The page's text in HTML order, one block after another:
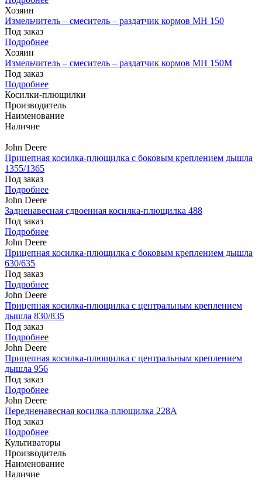
Хозяин
Измельчитель – смеситель – раздатчик кормов MH 150
Под заказ
Подробнее
Хозяин
Измельчитель – смеситель – раздатчик кормов MH 150М
Под заказ
Подробнее
Косилки-плющилки
Производитель
Наименование
Наличие
John Deere
Прицепная косилка-плющилка с боковым креплением дышла
1355/1365
Под заказ
Подробнее
John Deere
Задненавесная сдвоенная косилка-плющилка 488
Под заказ
Подробнее
John Deere
Прицепная косилка-плющилка с боковым креплением дышла
630/635
Под заказ
Подробнее
John Deere
Прицепная косилка-плющилка с центральным креплением
дышла 830/835
Под заказ
Подробнее
John Deere
Прицепная косилка-плющилка с центральным креплением
дышла 956
Под заказ
Подробнее
John Deere
Передненавесная косилка-плющилка 228A
Под заказ
Подробнее
Культиваторы
Производитель
Наименование
Наличие